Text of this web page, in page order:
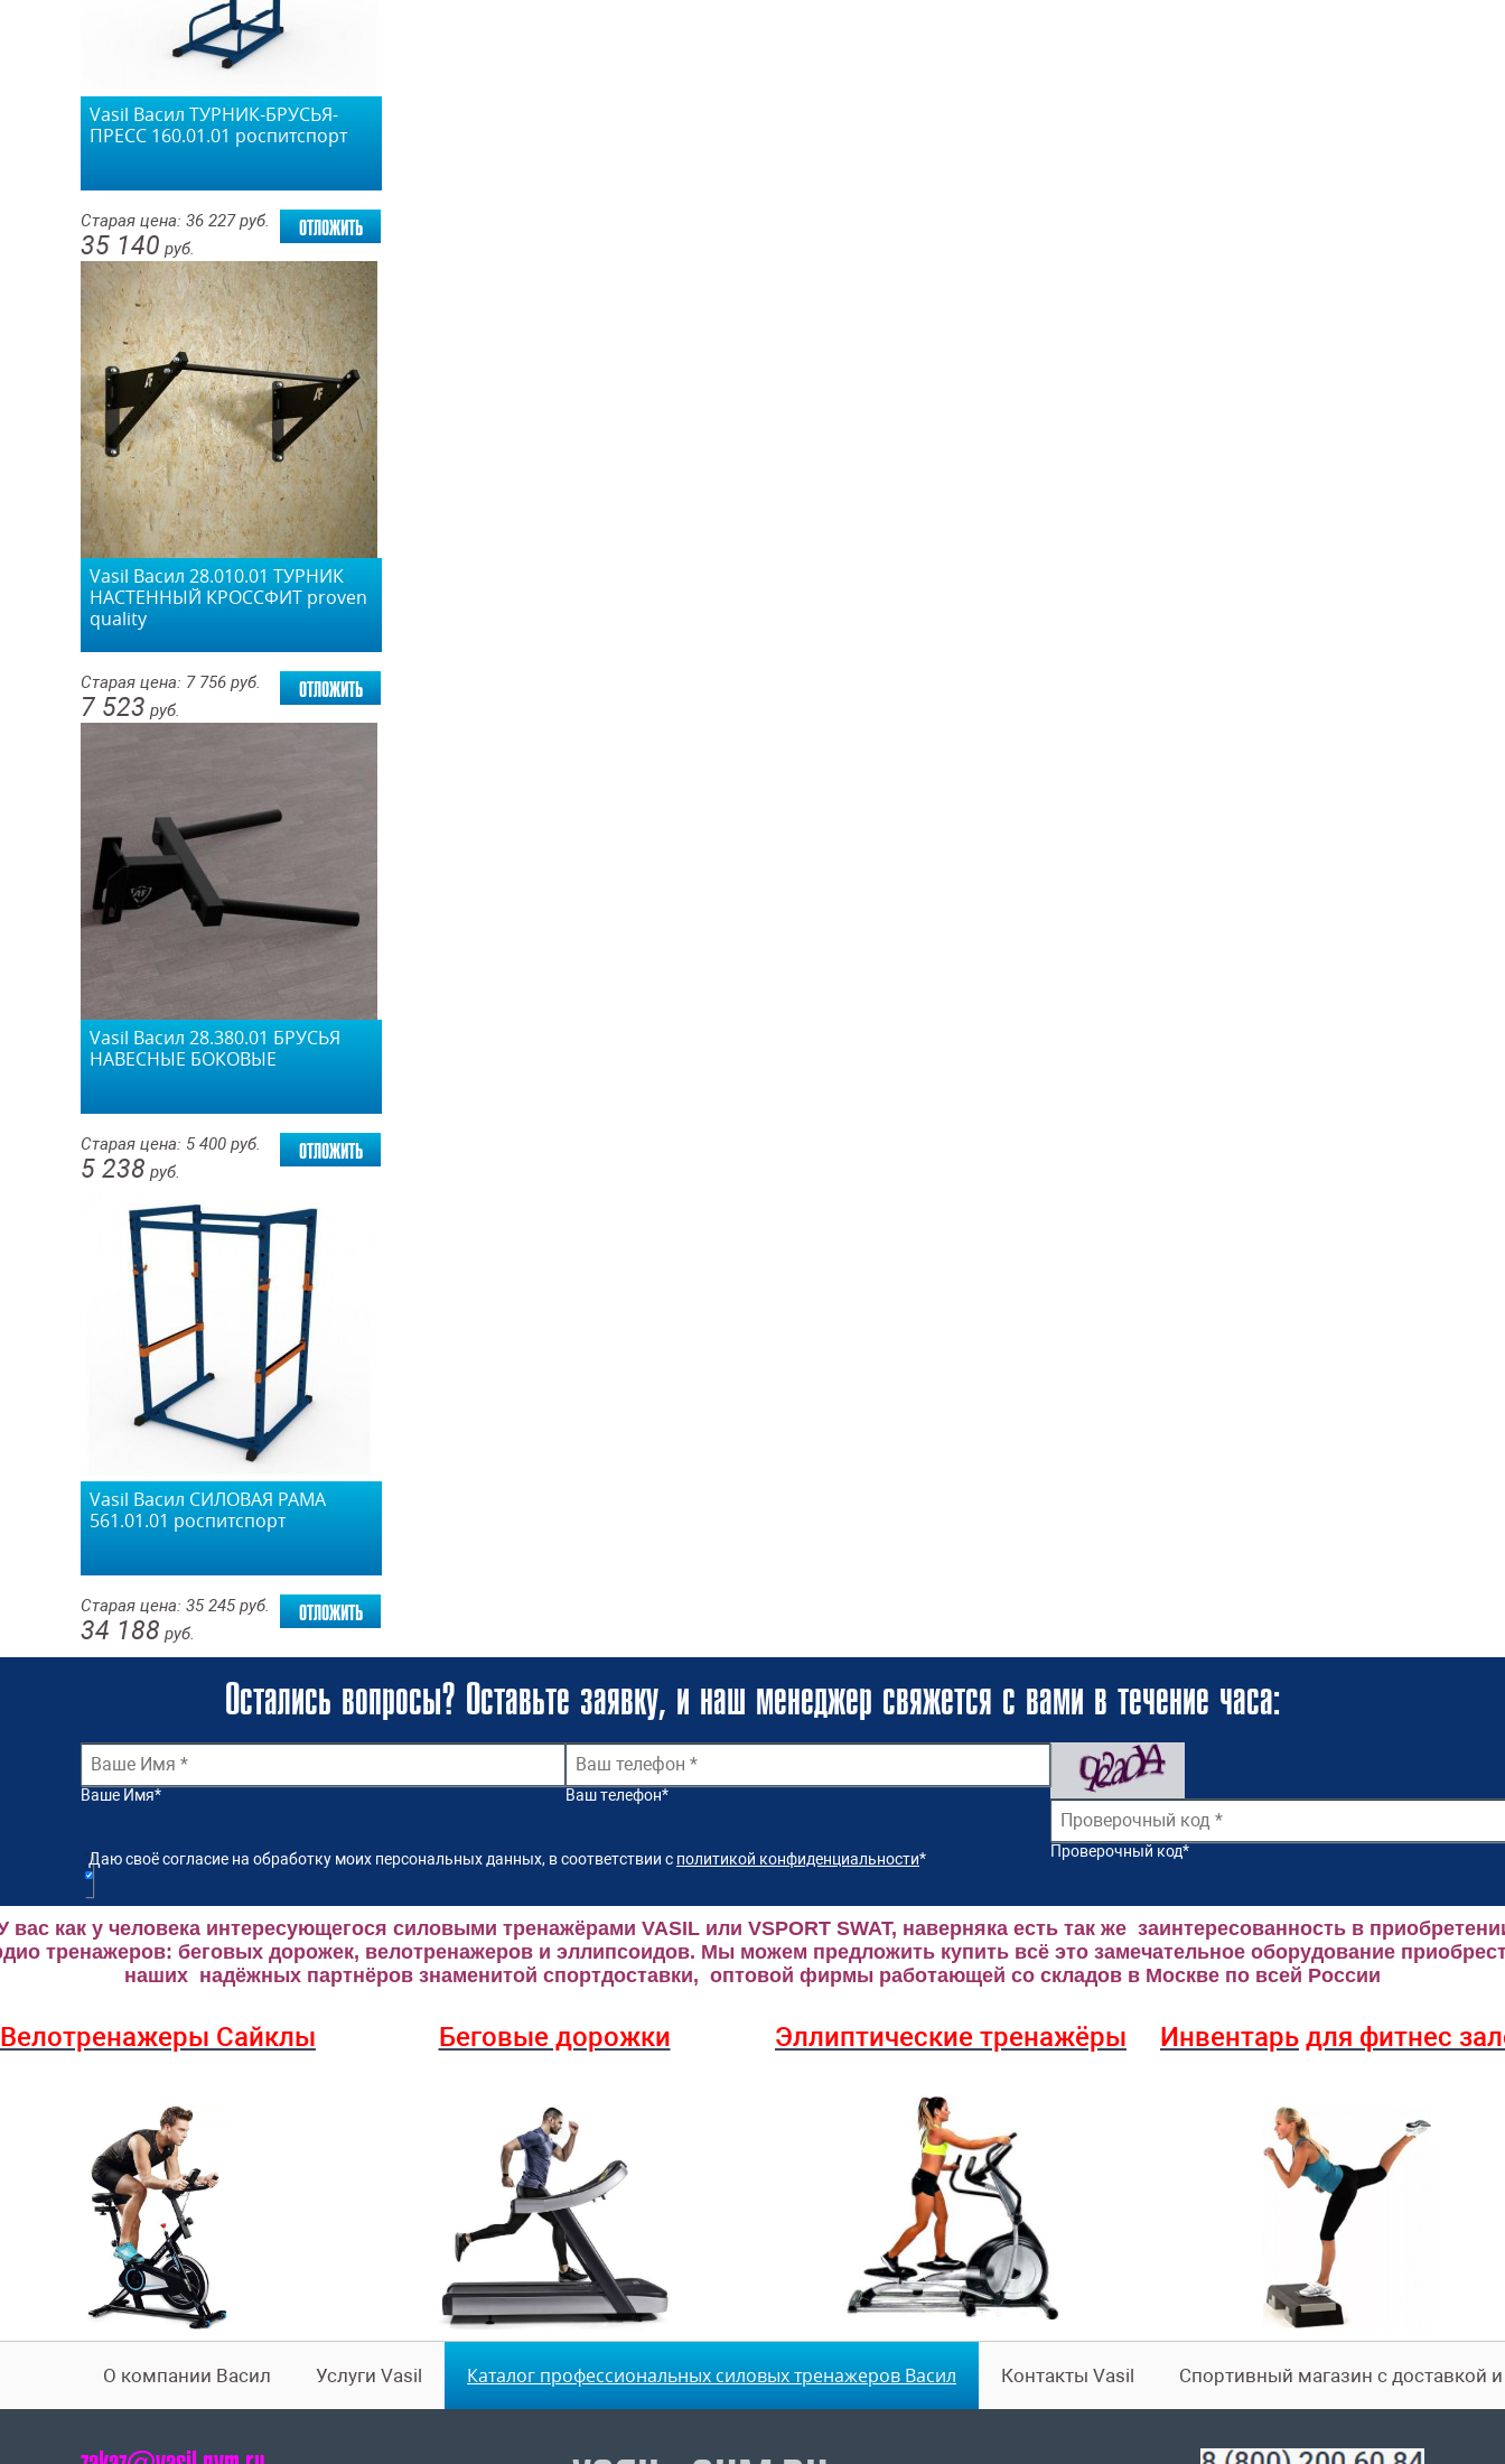
Vasil Васил ТУРНИК-БРУСЬЯ-
ПРЕСС 160.01.01 роспитспорт
Старая цена: 36 227 руб.
35 140 руб.
отложить
Vasil Васил 28.010.01 ТУРНИК
НАСТЕННЫЙ КРОССФИТ proven
quality
Старая цена: 7 756 руб.
7 523 руб.
отложить
Vasil Васил 28.380.01 БРУСЬЯ
НАВЕСНЫЕ БОКОВЫЕ
Старая цена: 5 400 руб.
5 238 руб.
отложить
Vasil Васил СИЛОВАЯ РАМА
561.01.01 роспитспорт
Старая цена: 35 245 руб.
34 188 руб.
отложить
Остались вопросы? Оставьте заявку, и наш менеджер свяжется с вами в течение часа:
Ваше Имя* Ваш телефон*
Даю своё согласие на обработку моих персональных данных, в соответствии с политикой конфиденциальности* Проверочный код*
вас как у человека интересующегося силовыми тренажёрами VASIL или VSPORT SWAT, наверняка есть так же заинтересованность в
тренажеров: беговых дорожек, велотренажеров и эллипсоидов. Мы можем предложить купить всё это замечательное оборудование
наших надёжных партнёров знаменитой спортдоставки, оптовой фирмы работающей со складов в Москве по всей России
Велотренажеры Сайклы Беговые дорожки Эллиптические тренажёры Инвентарь для фитнес
О компании Васил Услуги Vasil Каталог профессиональных силовых тренажеров Васил Контакты Vasil Спортивный магазин с доставкой